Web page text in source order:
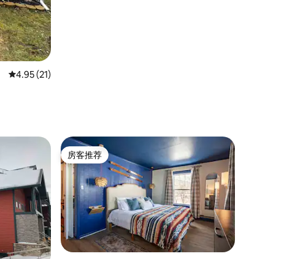
平均评分 4.95 分（满分 5 分），共 21 条评价
4.95 (21)
房客推荐
房客推荐